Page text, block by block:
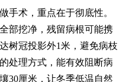
手术，重点在于彻底性。
部挖净，残留病根可能携
树冠投影外1米，避免病枝
处理方式，能有效阻断病
30厘米，让冬季低温自然